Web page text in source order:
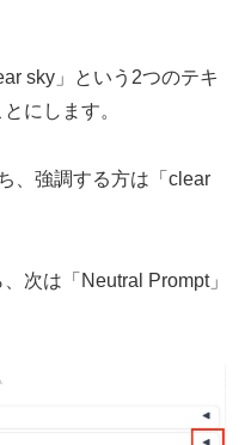
sky」という2つのテキ
にします。
、強調する方は「clear
次は「Neutral Prompt」